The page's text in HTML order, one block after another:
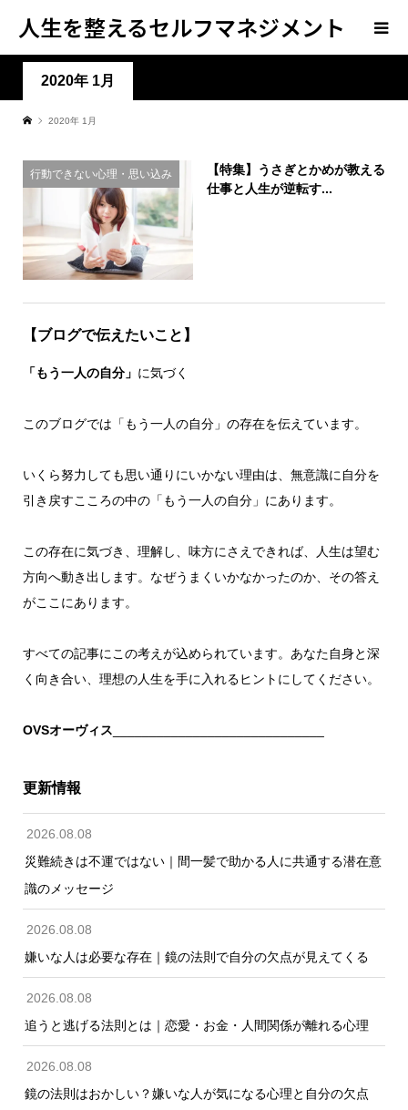
人生を整えるセルフマネジメント
2020年 1月
2020年 1月
行動できない心理・思い込み
【特集】うさぎとかめが教える
仕事と人生が逆転す...
【ブログで伝えたいこと】
「もう一人の自分」 に気づく
このブログでは「もう一人の自分」の存在を伝えています。
いくら努力しても思い通りにいかない理由は、無意識に自分を
引き戻すこころの中の「もう一人の自分」にあります。
この存在に気づき、理解し、味方にさえできれば、人生は望む
方向へ動き出します。なぜうまくいかなかったのか、その答え
がここにあります。
すべての記事にこの考えが込められています。あなた自身と深
く向き合い、理想の人生を手に入れるヒントにしてください。
OVSオーヴィス
更新情報
2026.08.08
災難続きは不運ではない｜間一髪で助かる人に共通する潜在意
識のメッセージ
2026.08.08
嫌いな人は必要な存在｜鏡の法則で自分の欠点が見えてくる
2026.08.08
追うと逃げる法則とは｜恋愛・お金・人間関係が離れる心理
2026.08.08
鏡の法則はおかしい？嫌いな人が気になる心理と自分の欠点